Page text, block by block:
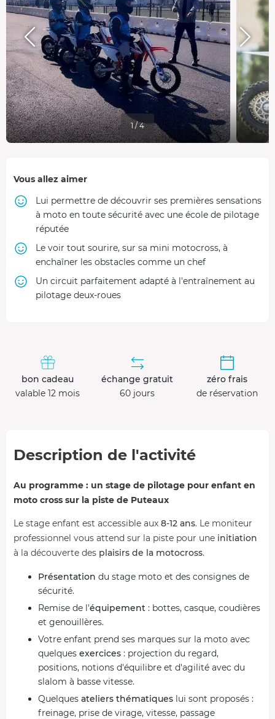
1 / 4
Vous allez aimer
Lui permettre de découvrir ses premières sensations
à moto en toute sécurité avec une école de pilotage
réputée
Le voir tout sourire, sur sa mini motocross, à
enchaîner les obstacles comme un chef
Un circuit parfaitement adapté à l'entraînement au
pilotage deux-roues
bon cadeau
valable 12 mois
échange gratuit
60 jours
zéro frais
de réservation
Description de l'activité
Au programme : un stage de pilotage pour enfant en
moto cross sur la piste de Puteaux
Le stage enfant est accessible aux 8-12 ans. Le moniteur
professionnel vous attend sur la piste pour une initiation
à la découverte des plaisirs de la motocross.
Présentation du stage moto et des consignes de
sécurité.
Remise de l'équipement : bottes, casque, coudières
et genouillères.
Votre enfant prend ses marques sur la moto avec
quelques exercices : projection du regard,
positions, notions d'équilibre et d'agilité avec du
slalom à basse vitesse.
Quelques ateliers thématiques lui sont proposés :
freinage, prise de virage, vitesse, passage